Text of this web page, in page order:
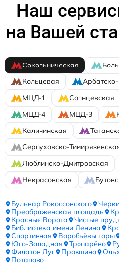
Наш
на Вашей
Сокольническая
Кольцевая
МЦД-1
Солнцевская
МЦД-4
МЦД-3
Калининская
Серпуховско-
Люблинско-Дмитровская
Некрасовская
Бульвар Рокоссовского
Преображенская площадь
Красные Ворота
Чистые
Библиотека имени Ленина
Спортивная
Воробьёвы горы
Юго-Западная
Тропарёво
Филатов Луг
Прокшино
Потапово